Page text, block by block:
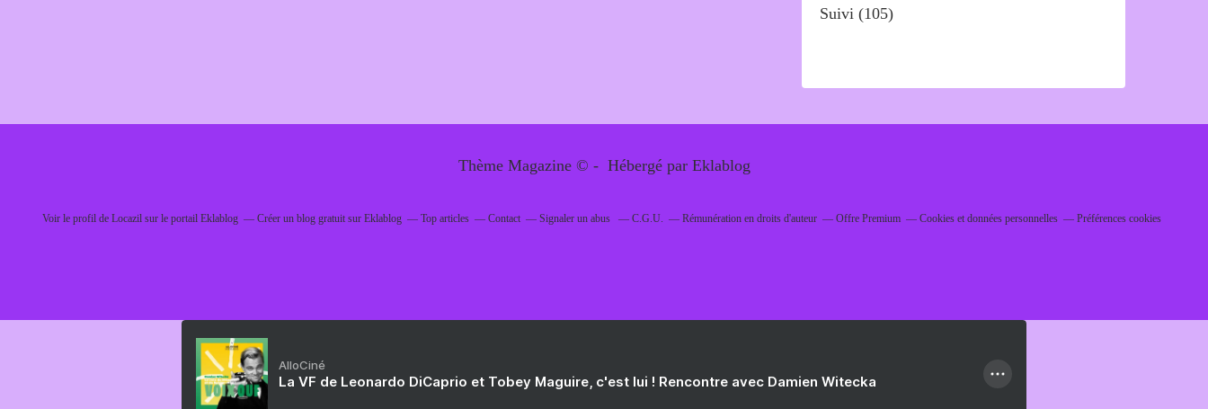
Suivi (105)
Thème Magazine © - Hébergé par Eklablog
Voir le profil de Locazilsur le portail Eklablog Créer un blog gratuit sur Eklablog Top articles Contact Signaler un abus C.G.U. Rémunération en droits d'auteur Offre Premium Cookies et données personnelles Préférences cookies
AlloCiné
La VF de Leonardo DiCaprio et Tobey Maguire, c'est lui ! Rencontre avec Damien Witecka